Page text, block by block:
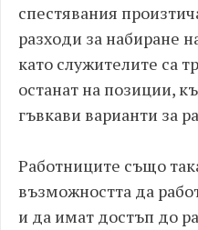
спестявания
разходи за набиране
като служителите са
останат на позиции,
гъвкави варианти за
Работниците също
възможността да
и да имат достъп до